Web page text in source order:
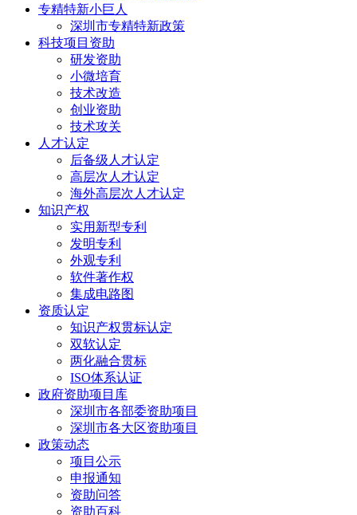
专精特新小巨人
深圳市专精特新政策
科技项目资助
研发资助
小微培育
技术改造
创业资助
技术攻关
人才认定
后备级人才认定
高层次人才认定
海外高层次人才认定
知识产权
实用新型专利
发明专利
外观专利
软件著作权
集成电路图
资质认定
知识产权贯标认定
双软认定
两化融合贯标
ISO体系认证
政府资助项目库
深圳市各部委资助项目
深圳市各大区资助项目
政策动态
项目公示
申报通知
资助问答
资助百科